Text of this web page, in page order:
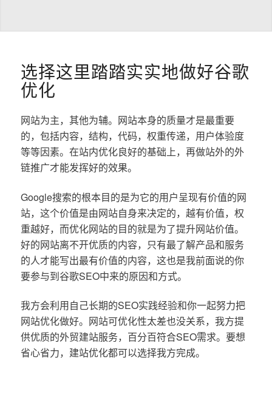
选择这里踏踏实实地做好谷歌
优化
网站为主，其他为辅。网站本身的质量才是最重要
的，包括内容，结构，代码，权重传递，用户体验度
等等因素。在站内优化良好的基础上，再做站外的外
链推广才能发挥好的效果。
Google搜索的根本目的是为它的用户呈现有价值的网
站，这个价值是由网站自身来决定的，越有价值，权
重越好，而优化网站的目的就是为了提升网站价值。
好的网站离不开优质的内容，只有最了解产品和服务
的人才能写出最有价值的内容，这也是我前面说的你
要参与到谷歌SEO中来的原因和方式。
我方会利用自己长期的SEO实践经验和你一起努力把
网站优化做好。网站可优化性太差也没关系，我方提
供优质的外贸建站服务，百分百符合SEO需求。要想
省心省力，建站优化都可以选择我方完成。